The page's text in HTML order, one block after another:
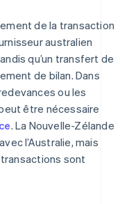
de la transaction
australien
qu’un transfert de
de bilan. Dans
ou les
être nécessaire
. La Nouvelle-Zélande
l’Australie, mais
sont